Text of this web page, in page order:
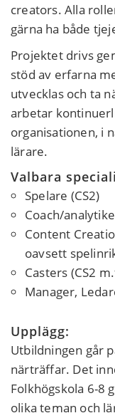
creators. Alla
gärna ha både
Projektet drivs
stöd av erfarna
utvecklas och ta
arbetar
organisationen, i
lärare.
Valbara
Spelare (CS2)
Coach/
Content
oavsett
Casters (CS2
Manager,
Upplägg:
Utbildningen går
närträffar. Det
Folkhögskola 6-8
olika teman och